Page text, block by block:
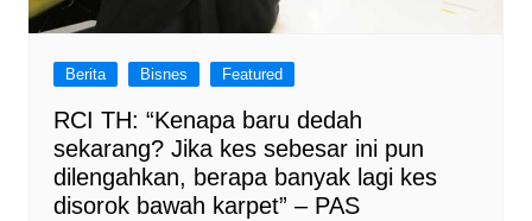
Berita Bisnes Featured
RCI TH: “Kenapa baru dedah
sekarang? Jika kes sebesar ini pun
dilengahkan, berapa banyak lagi kes
disorok bawah karpet” – PAS